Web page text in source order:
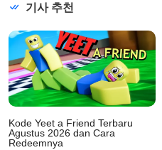
기사 추천
Kode Yeet a Friend Terbaru
Agustus 2026 dan Cara
Redeemnya